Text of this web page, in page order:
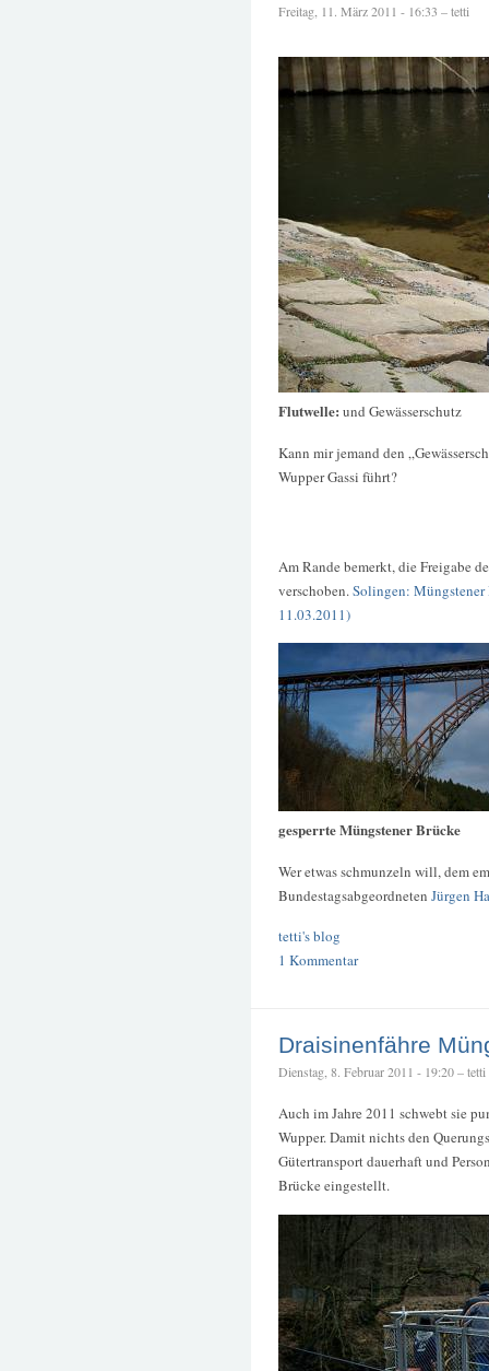
Freitag, 11. März 2011 - 16:33 – tetti
Flutwelle: und Gewässerschutz
Kann mir jemand den
Wupper Gassi führt?
Am Rande bemerkt, die Freigabe
verschoben.Solingen: Müngstener
11.03.2011)
gesperrte Müngstener Brücke
Wer etwas schmunzeln will, dem
Bundestagsabgeordneten Jürgen
tetti's blog
1 Kommentar
Draisinenfähre
Dienstag, 8. Februar 2011 - 19:20 – tetti
Auch im Jahre 2011 schwebt sie
Wupper. Damit nichts den
Gütertransport dauerhaft und
Brücke eingestellt.